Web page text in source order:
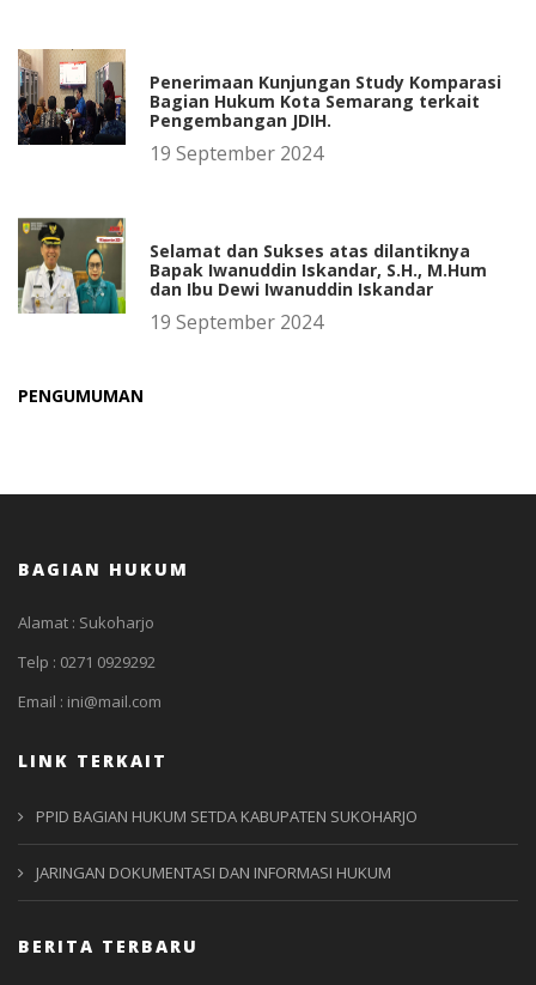
Penerimaan Kunjungan Study Komparasi
Bagian Hukum Kota Semarang terkait
Pengembangan JDIH.
19 September 2024
Selamat dan Sukses atas dilantiknya
Bapak Iwanuddin Iskandar, S.H., M.Hum
dan Ibu Dewi Iwanuddin Iskandar
19 September 2024
PENGUMUMAN
BAGIAN HUKUM
Alamat : Sukoharjo
Telp : 0271 0929292
Email : ini@mail.com
LINK TERKAIT
PPID BAGIAN HUKUM SETDA KABUPATEN SUKOHARJO
JARINGAN DOKUMENTASI DAN INFORMASI HUKUM
BERITA TERBARU